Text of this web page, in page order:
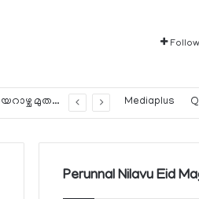
Follow
മൂന്ന് മാസമോ അതില്‍ കൂടുതലോ കാലത്തേക്ക് വാഹനം കണ്ടുകെട്ടിയ വാഹന ഉടമകള്‍ ഓഗസ്റ്റ് 9 ഞായറാഴ്ച മുതല്‍ ജപ്തി വിഭാഗം സന്ദര്‍ശിക്കണം Mediaplus
Perunnal Nilavu Eid